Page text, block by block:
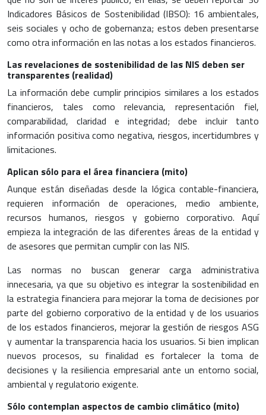
Indicadores Básicos de Sostenibilidad (IBSO): 16 ambientales,
seis sociales y ocho de gobernanza; estos deben presentarse
como otra información en las notas a los estados financieros.
Las revelaciones de sostenibilidad de las NIS deben ser
transparentes (realidad)
La información debe cumplir principios similares a los estados
financieros, tales como relevancia, representación fiel,
comparabilidad, claridad e integridad; debe incluir tanto
información positiva como negativa, riesgos, incertidumbres y
limitaciones.
Aplican sólo para el área financiera (mito)
Aunque están diseñadas desde la lógica contable-financiera,
requieren información de operaciones, medio ambiente,
recursos humanos, riesgos y gobierno corporativo. Aquí
empieza la integración de las diferentes áreas de la entidad y
de asesores que permitan cumplir con las NIS.
Las normas no buscan generar carga administrativa
innecesaria, ya que su objetivo es integrar la sostenibilidad en
la estrategia financiera para mejorar la toma de decisiones por
parte del gobierno corporativo de la entidad y de los usuarios
de los estados financieros, mejorar la gestión de riesgos ASG
y aumentar la transparencia hacia los usuarios. Si bien implican
nuevos procesos, su finalidad es fortalecer la toma de
decisiones y la resiliencia empresarial ante un entorno social,
ambiental y regulatorio exigente.
Sólo contemplan aspectos de cambio climático (mito)